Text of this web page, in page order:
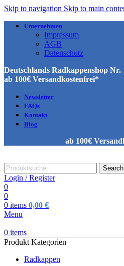
Skip to navigation Skip to main
Unternehmen
Impressum
AGB
Datenschutz
Deutschlands Radkappenshop
ab 100€ Versandkostenfrei*
Newsletter
FAQs
Kontakt
Blog
ab 100€
Search
Login / Register
0
0
0 items 0,00 €
Menu
0 items
Produkt Kategorien
Radkappen